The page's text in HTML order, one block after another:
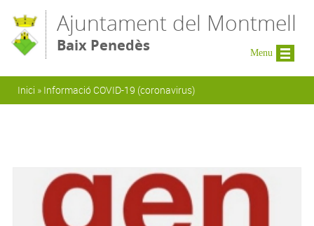
Ajuntament del Montmell
Baix Penedès
Esteu aquí
Inici » Informació COVID-19 (coronavirus)
Menu